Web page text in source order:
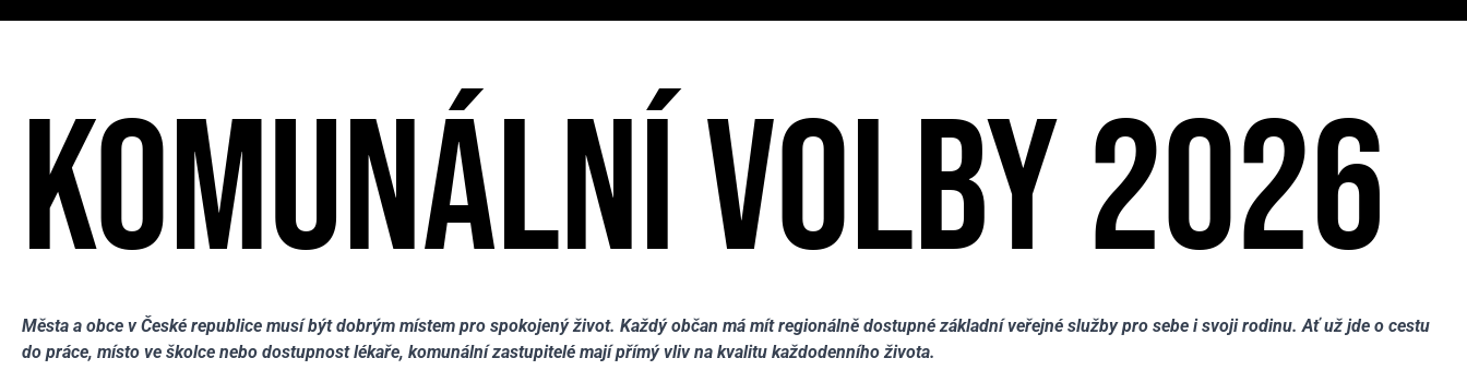
KOMUNÁLNÍ VOLBY 2026
Města a obce v České republice musí být dobrým místem pro spokojený život. Každý občan má mít regionálně dostupné základní veřejné služby pro sebe i svoji rodinu. Ať už jde o cestu
do práce, místo ve školce nebo dostupnost lékaře, komunální zastupitelé mají přímý vliv na kvalitu každodenního života.